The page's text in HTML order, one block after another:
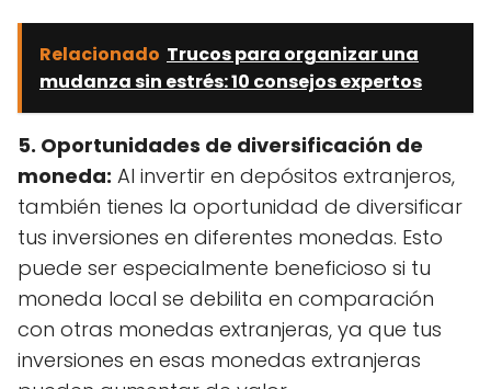
Relacionado Trucos para organizar una
mudanza sin estrés: 10 consejos expertos
5. Oportunidades de diversificación de
moneda: Al invertir en depósitos extranjeros,
también tienes la oportunidad de diversificar
tus inversiones en diferentes monedas. Esto
puede ser especialmente beneficioso si tu
moneda local se debilita en comparación
con otras monedas extranjeras, ya que tus
inversiones en esas monedas extranjeras